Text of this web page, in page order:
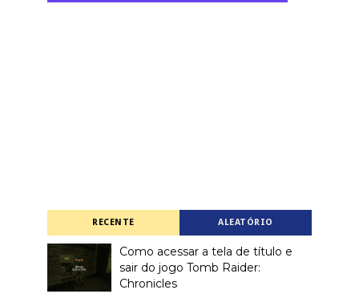
RECENTE ALEATÓRIO
Como acessar a tela de título e
sair do jogo Tomb Raider:
Chronicles